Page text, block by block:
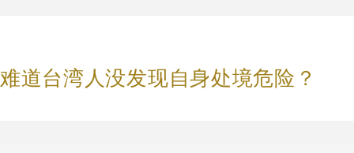
难道台湾人没发现自身处境危险？